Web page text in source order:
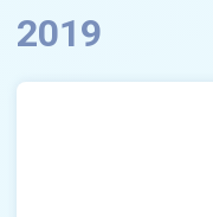
2019